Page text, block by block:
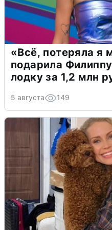
«Всё, потеряла я
подарила
лодку за 1,2 млн
5 августа 149